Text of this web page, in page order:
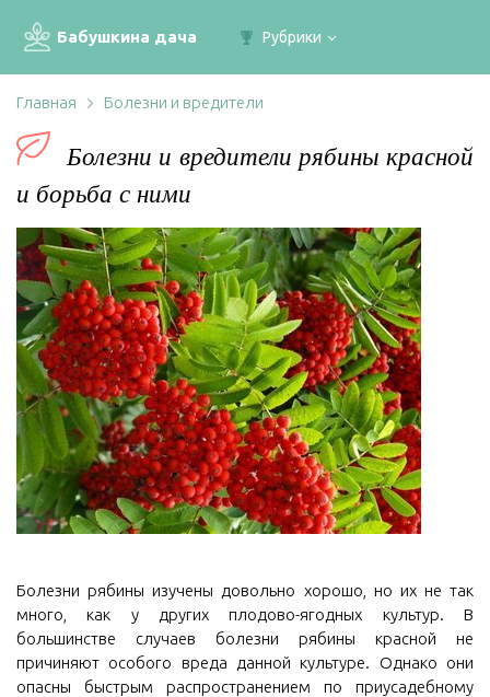
Бабушкина дача Рубрики
Главная Болезни и вредители
Болезни и вредители рябины красной
и борьба с ними
Болезни рябины изучены довольно хорошо, но их не так
много, как у других плодово-ягодных культур. В
большинстве случаев болезни рябины красной не
причиняют особого вреда данной культуре. Однако они
опасны быстрым распространением по приусадебному